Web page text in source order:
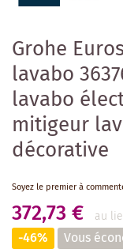
Grohe
lavabo
lavabo
mitigeur
décorative
Soyez le premier à
372,73 € au
-46% Vous
of
images
gallery